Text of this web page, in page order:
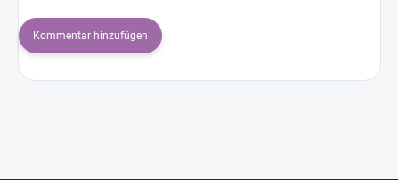
Kommentar hinzufügen